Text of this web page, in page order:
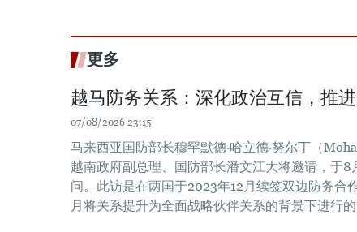
更多
越马防务关系：深化政治互信，推
07/08/2026 23:15
马来西亚国防部长穆罕默德·哈立德·努尔丁（
越南政府副总理、国防部长潘文江大将邀请，于
问。此访是在两国于2023年12月续签双边防务合
月将关系提升为全面战略伙伴关系的背景下进行的